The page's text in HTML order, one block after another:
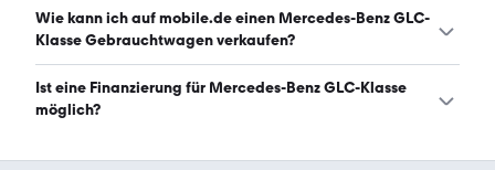
6.8.2026)
Den Mercedes-Benz GLC-Klasse in Bielefeld gibt es in
folgenden Bauformen: SUV und Sportwagen/Coupé.
Wie kann ich auf mobile.de einen Mercedes-Benz GLC-
Klasse Gebrauchtwagen verkaufen?
Alle Informationen zum Verkauf an mobile.de-
Ankaufstationen oder per Inserat auf mobile.de gibt es
Ist eine Finanzierung für Mercedes-Benz GLC-Klasse
möglich?